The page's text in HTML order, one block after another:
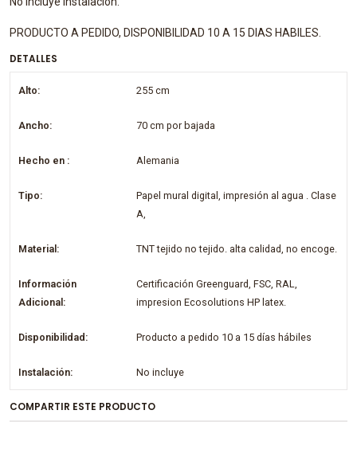
PRODUCTO A PEDIDO, DISPONIBILIDAD 10 A 15 DIAS HABILES.
DETALLES
Alto: 255 cm
Ancho: 70 cm por bajada
Hecho en : Alemania
Tipo:
Papel mural digital, impresión al agua . Clase
A,
Material: TNT tejido no tejido. alta calidad, no encoge.
Información
Adicional:
Certificación Greenguard, FSC, RAL,
impresion Ecosolutions HP latex.
Disponibilidad: Producto a pedido 10 a 15 días hábiles
Instalación: No incluye
COMPARTIR ESTE PRODUCTO